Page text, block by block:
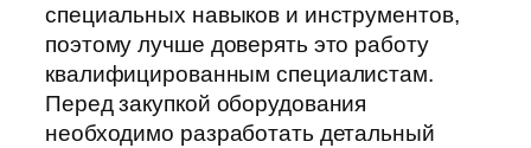
специальных навыков и инструментов,
поэтому лучше доверять это работу
квалифицированным специалистам.
Перед закупкой оборудования
необходимо разработать детальный